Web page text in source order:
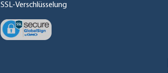
SSL-Verschlüsselung